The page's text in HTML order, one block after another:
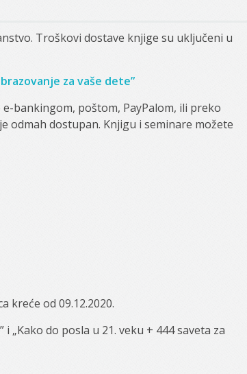
Troškovi dostave knjige su uključeni u
za vaše dete”
bankingom, poštom, PayPalom, ili preko
odmah dostupan. Knjigu i seminare možete
kreće od 09.12.2020.
„Kako do posla u 21. veku + 444 saveta za